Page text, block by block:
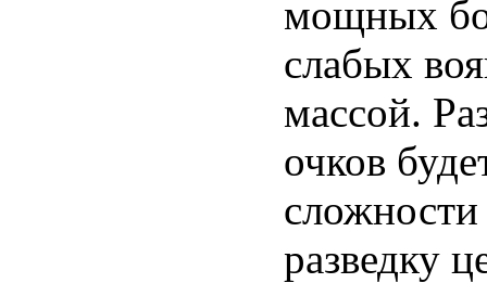
мощных
слабых
массой.
очков
разведку